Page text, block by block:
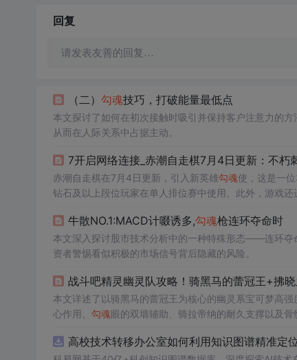
回复
请发表友善的回复…
（二） 勾魂技巧，打破能量最低点
本文探讨了如何在初次接触时吸引并保持客户注意力的方
从而在人际关系中占据主动。
7开启网络连接_赤潮自走棋7月4日更新：不朽
赤潮自走棋在7月4日更新，引入新英雄勾魂使，这是一
钻石及以上段位玩家在单人排位赛中使用。此外，游戏
牛散NO.1:MACD计啜诱多,勾魂枪连环夺命时
本文深入探讨股市技术分析中的一种特殊形态——连环夺
资者警惕看似积极的市场信号背后隐藏的风险。
战斗吧精灵幽灵队攻略！骑黑马的蕾冠王+拂
本文详述了以骑黑马的蕾冠王为核心的幽灵系宝可梦高
心作用、 勾魂眼的双墙辅助、骑拉帝纳的耐久支撑以及
高校技术转移办公室如何利用知识图谱精准定